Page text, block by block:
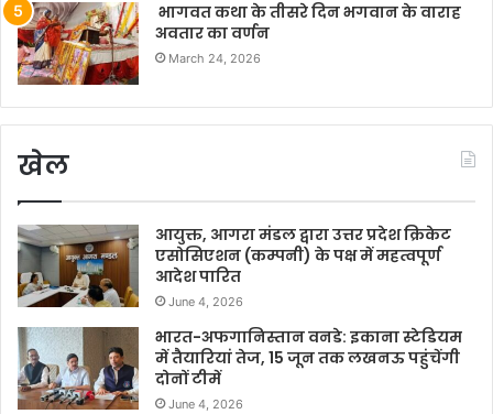
भागवत कथा के तीसरे दिन भगवान के वाराह
अवतार का वर्णन
March 24, 2026
खेल
आयुक्त, आगरा मंडल द्वारा उत्तर प्रदेश क्रिकेट
एसोसिएशन (कम्पनी) के पक्ष में महत्वपूर्ण
आदेश पारित
June 4, 2026
भारत-अफगानिस्तान वनडे: इकाना स्टेडियम
में तैयारियां तेज, 15 जून तक लखनऊ पहुंचेंगी
दोनों टीमें
June 4, 2026